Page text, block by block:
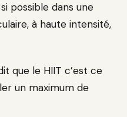
possible dans une
à haute intensité,
que le HIIT c’est ce
un maximum de